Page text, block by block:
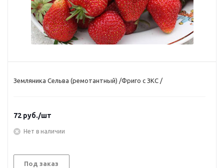
Земляника Сельва (ремотантный) /Фриго с ЗКС /
72 руб./шт
Нет в наличии
Под заказ